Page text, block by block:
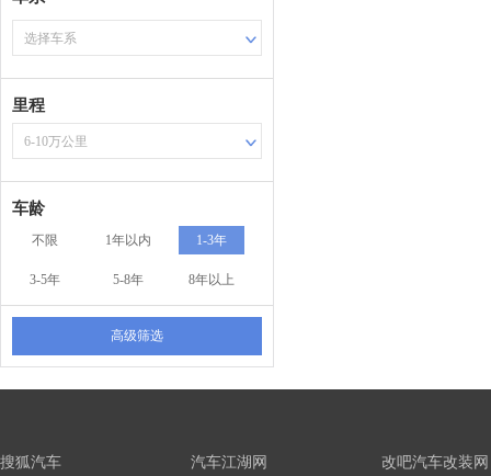
选择车系
里程
6-10万公里
车龄
不限 1年以内 1-3年
3-5年 5-8年 8年以上
高级筛选
搜狐汽车
汽车江湖网
改吧汽车改装网